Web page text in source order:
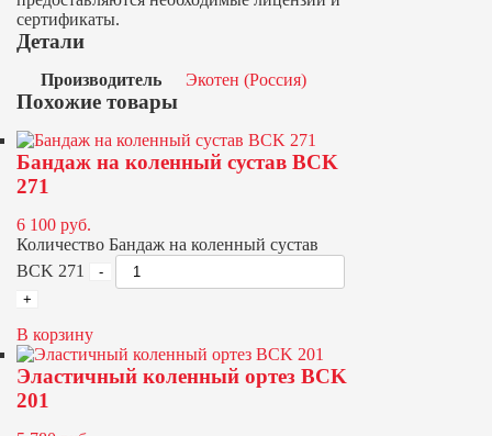
сертификаты.
Детали
Производитель Экотен (Россия)
Похожие товары
Бандаж на коленный сустав BCK
271
6 100 руб.
Количество Бандаж на коленный сустав
BCK 271
В корзину
Эластичный коленный ортез BCK
201